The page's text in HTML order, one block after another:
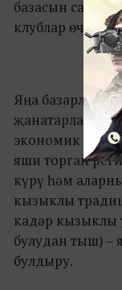
базасын
клублар өчен
Яңа базарларга
җанатарларны
экономик
яши торган
күрү һәм
кызыклы
кадәр
булудан тыш) –
булдыру.